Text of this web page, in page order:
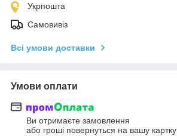
Укрпошта
Самовивіз
Всі умови доставки
Умови оплати
Ви отримаєте замовлення
або гроші повернуться на вашу картку